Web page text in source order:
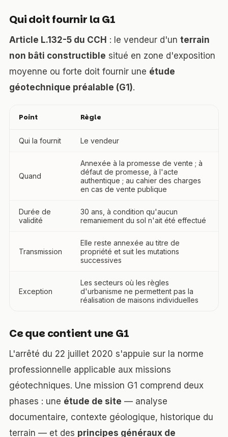
Qui doit fournir la G1
Article L.132-5 du CCH : le vendeur d'un terrain
non bâti constructible situé en zone d'exposition
moyenne ou forte doit fournir une étude
géotechnique préalable (G1).
Point Règle
Qui la fournit Le vendeur
Quand
Annexée à la promesse de vente ; à
défaut de promesse, à l'acte
authentique ; au cahier des charges
en cas de vente publique
Durée de
validité
30 ans, à condition qu'aucun
remaniement du sol n'ait été effectué
Transmission
Elle reste annexée au titre de
propriété et suit les mutations
successives
Exception
Les secteurs où les règles
d'urbanisme ne permettent pas la
réalisation de maisons individuelles
Ce que contient une G1
L'arrêté du 22 juillet 2020 s'appuie sur la norme
professionnelle applicable aux missions
géotechniques. Une mission G1 comprend deux
phases : une étude de site — analyse
documentaire, contexte géologique, historique du
terrain — et des principes généraux de